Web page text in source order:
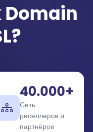
Domain
40.000+
Сеть
реселлеров и
партнёров